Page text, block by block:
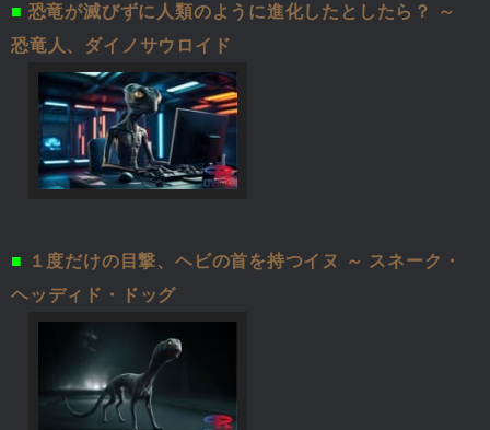
■ 恐竜が滅びずに人類のように進化したとしたら？ ～
恐竜人、ダイノサウロイド
■
１度だけの目撃、ヘビの首を持つイヌ ～ スネーク・
ヘッディド・ドッグ